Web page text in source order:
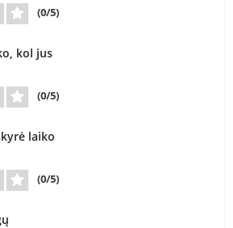
(0/5)
kol jus
(0/5)
laiko
(0/5)